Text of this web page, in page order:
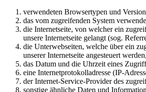
verwendeten Browsertypen und
das vom zugreifenden System
die Internetseite, von welcher ein
unsere Internetseite gelangt (sog.
die Unterwebseiten, welche über ein
unserer Internetseite angesteuert werden,
das Datum und die Uhrzeit eines
eine Internetprotokolladresse (IP-
der Internet-Service-Provider des
sonstige ähnliche Daten und